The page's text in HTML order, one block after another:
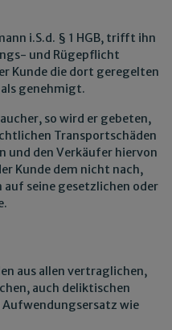
i.S.d. § 1 HGB, trifft ihn
und Rügepflicht
Kunde die dort geregelten
genehmigt.
so wird er gebeten,
Transportschäden
und den Verkäufer hiervon
Kunde dem nicht nach,
seine gesetzlichen oder
aus allen vertraglichen,
auch deliktischen
Aufwendungsersatz wie